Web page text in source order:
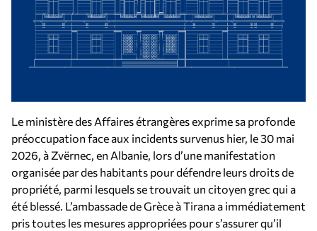
Le ministère des Affaires étrangères exprime sa profonde
préoccupation face aux incidents survenus hier, le 30 mai
2026, à Zvërnec, en Albanie, lors d’une manifestation
organisée par des habitants pour défendre leurs droits de
propriété, parmi lesquels se trouvait un citoyen grec qui a
été blessé. L’ambassade de Grèce à Tirana a immédiatement
pris toutes les mesures appropriées pour s’assurer qu’il